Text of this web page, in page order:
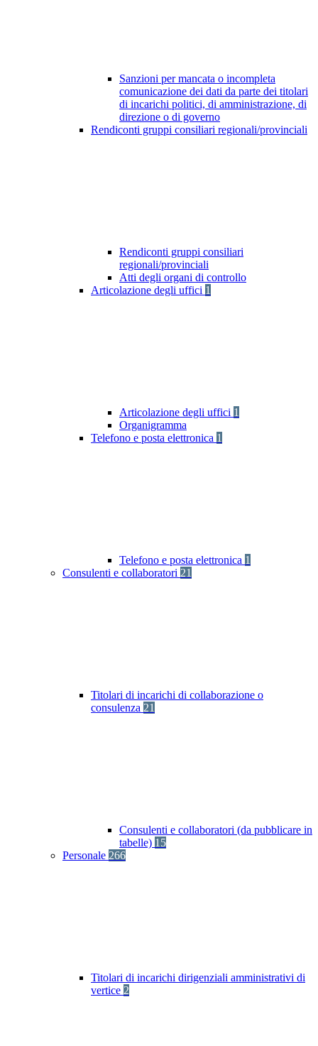
Sanzioni per mancata o incompleta
comunicazione dei dati da parte dei titolari
di incarichi politici, di amministrazione, di
direzione o di governo
Rendiconti gruppi consiliari regionali/provinciali
Rendiconti gruppi consiliari
regionali/provinciali
Atti degli organi di controllo
Articolazione degli uffici 1
Articolazione degli uffici 1
Organigramma
Telefono e posta elettronica 1
Telefono e posta elettronica 1
Consulenti e collaboratori 21
Titolari di incarichi di collaborazione o
consulenza 21
Consulenti e collaboratori (da pubblicare in
tabelle) 15
Personale 266
Titolari di incarichi dirigenziali amministrativi di
vertice 2